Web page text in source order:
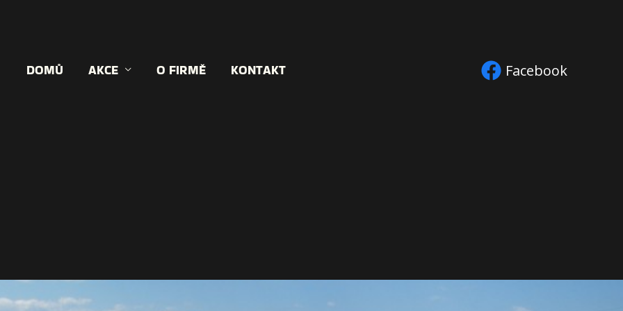
DOMŮ AKCE O FIRMĚ KONTAKT Facebook